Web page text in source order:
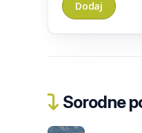
Sorodne